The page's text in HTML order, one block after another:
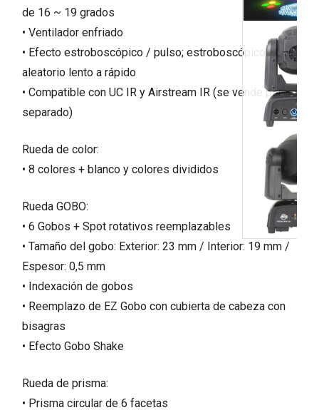
de 16 ~ 19 grados
• Ventilador enfriado
• Efecto estroboscópico / pulso; estroboscópico
aleatorio lento a rápido
• Compatible con UC IR y Airstream IR (se vende por
separado)
Rueda de color:
• 8 colores + blanco y colores divididos
Rueda GOBO:
• 6 Gobos + Spot rotativos reemplazables
• Tamaño del gobo: Exterior: 23 mm / Interior: 19 mm /
Espesor: 0,5 mm
• Indexación de gobos
• Reemplazo de EZ Gobo con cubierta de cabeza con
bisagras
• Efecto Gobo Shake
Rueda de prisma:
• Prisma circular de 6 facetas